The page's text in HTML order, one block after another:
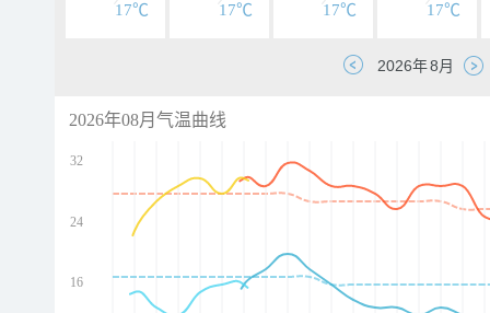
17℃ 17℃ 17℃ 17℃
2026年08月气温曲线
32
24
16